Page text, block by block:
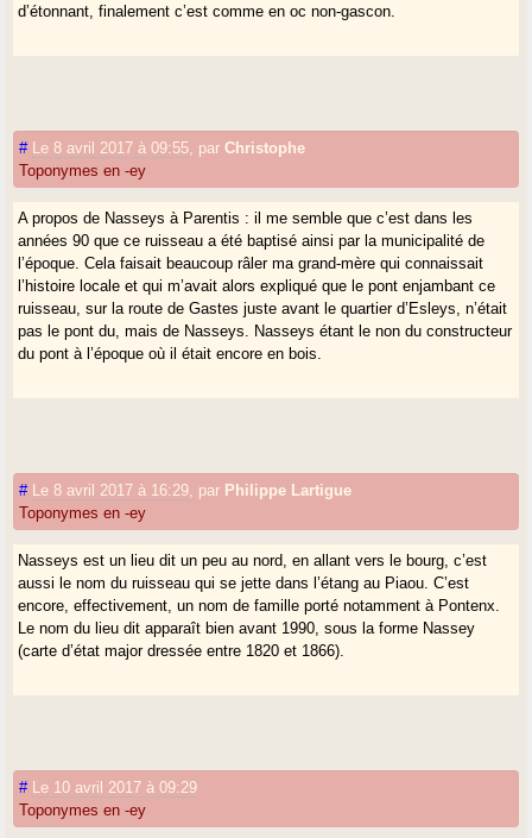
d’étonnant, finalement c’est comme en oc non-gascon.
# Le 8 avril 2017 à 09:55 parChristophe
Toponymes en -ey
A propos de Nasseys à Parentis : il me semble que c’est dans les
années 90 que ce ruisseau a été baptisé ainsi par la municipalité de
l’époque. Cela faisait beaucoup râler ma grand-mère qui connaissait
l’histoire locale et qui m’avait alors expliqué que le pont enjambant ce
ruisseau, sur la route de Gastes juste avant le quartier d’Esleys, n’était
pas le pont du, mais de Nasseys. Nasseys étant le non du constructeur
du pont à l’époque où il était encore en bois.
# Le 8 avril 2017 à 16:29 par Philippe Lartigue
Toponymes en -ey
Nasseys est un lieu dit un peu au nord, en allant vers le bourg, c’est
aussi le nom du ruisseau qui se jette dans l’étang au Piaou. C’est
encore, effectivement, un nom de famille porté notamment à Pontenx.
Le nom du lieu dit apparaît bien avant 1990, sous la forme Nassey
(carte d’état major dressée entre 1820 et 1866).
#
Le 10 avril 2017 à 09:29
Toponymes en -ey